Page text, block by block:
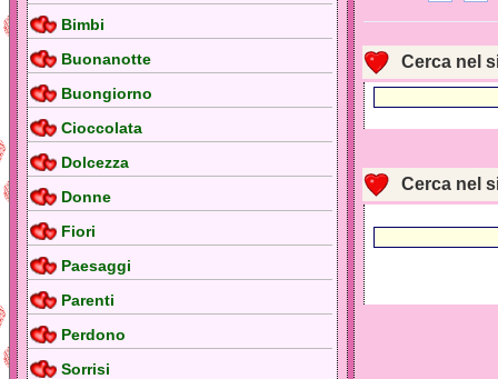
Bimbi
Buonanotte
Buongiorno
Cioccolata
Dolcezza
Donne
Fiori
Paesaggi
Parenti
Perdono
Sorrisi
Cerca nel
Cerca nel